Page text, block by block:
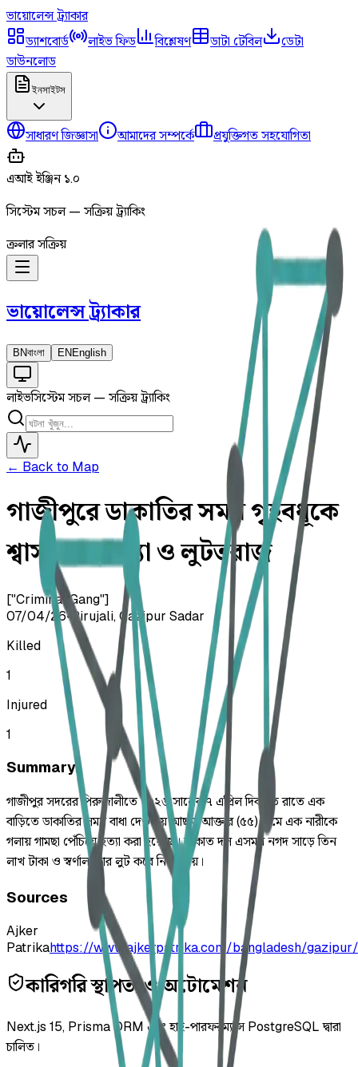
ভায়োলেন্সট্র্যাকার
ড্যাশবোর্ড
লাইভ ফিড বিশ্লেষণ ডাটা টেবিল
ডেটা
ডাউনলোড
ইনসাইটস
সাধারণ জিজ্ঞাসা আমাদের সম্পর্কে প্রযুক্তিগত সহযোগিতা
এআই ইঞ্জিন ১.০
সিস্টেম সচল — সক্রিয় ট্র্যাকিং
ক্রলার সক্রিয়
ভায়োলেন্সট্র্যাকার
BNবাংলা EN English
লাইভসিস্টেম সচল — সক্রিয় ট্র্যাকিং
← Back to Map
গাজীপুরে ডাকাতির সময় গৃহবধূকে
শ্বাসরোধে হত্যা ও লুটতরাজ
["Criminal Gang"]
07/04/26• Pirujali, Gazipur Sadar
Killed
1
Injured
1
Summary
গাজীপুর সদরের পিরুজালীতে ২০২৬ সালের ৭ এপ্রিল দিবাগত রাতে এক
বাড়িতে ডাকাতির সময় বাধা দেওয়ায় আছমা আক্তার (৫৫) নামে এক নারীকে
গলায় গামছা পেঁচিয়ে হত্যা করা হয়েছে। ডাকাত দল এসময় নগদ সাড়ে তিন
লাখ টাকা ও স্বর্ণালংকার লুট করে নিয়ে যায়।
Sources
Ajker
Patrikahttps://www.ajkerpatrika.com/bangladesh/
কারিগরি স্থাপত্য ও অটোমেশন
Next.js 15, Prisma ORM এবং হাই-পারফরম্যান্স PostgreSQL দ্বারা
চালিত।